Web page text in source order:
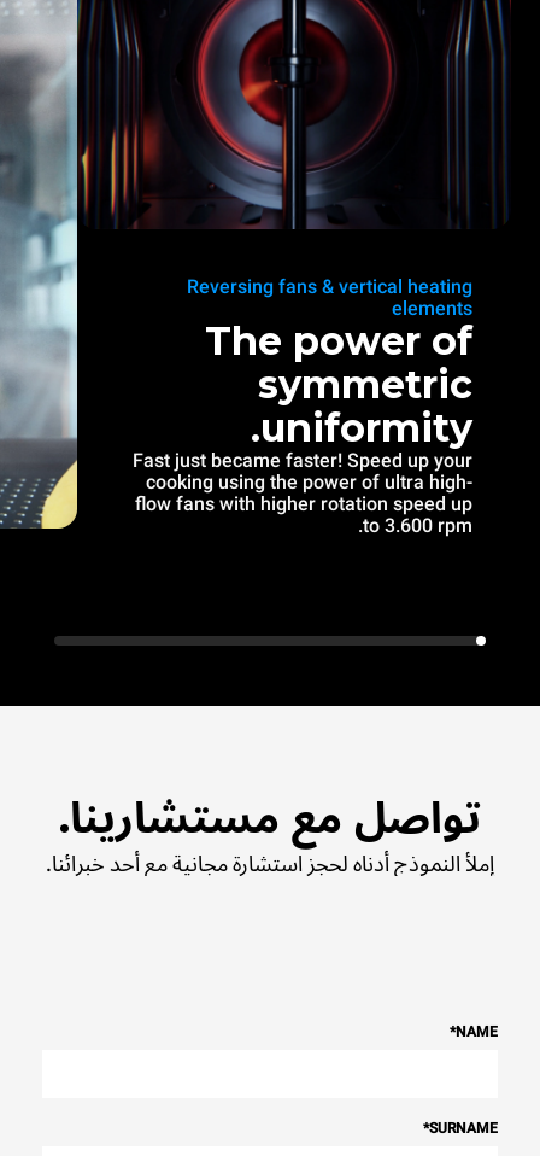
Reversing fans & vertical heating
elements
The power of
symmetric
uniformity.
Fast just became faster! Speed up your
cooking using the power of ultra high-
flow fans with higher rotation speed up
to 3.600 rpm.
تواصل مع مستشارينا.
إملأ النموذج أدناه لحجز استشارة مجانية مع أحد خبرائنا.
NAME
*
SURNAME
*